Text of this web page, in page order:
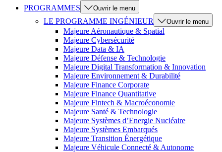
PROGRAMMES
Ouvrir le menu
LE PROGRAMME INGÉNIEUR Ouvrir le menu
Majeure Aéronautique & Spatial
Majeure Cybersécurité
Majeure Data & IA
Majeure Défense & Technologie
Majeure Digital Transformation & Innovation
Majeure Environnement & Durabilité
Majeure Finance Corporate
Majeure Finance Quantitative
Majeure Fintech & Macroéconomie
Majeure Santé & Technologie
Majeure Systèmes d’Energie Nucléaire
Majeure Systèmes Embarqués
Majeure Transition Énergétique
Majeure Véhicule Connecté & Autonome